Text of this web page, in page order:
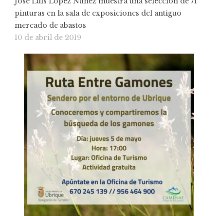
pinturas en la sala de exposiciones del antiguo
mercado de abastos
10 de abril de 2019